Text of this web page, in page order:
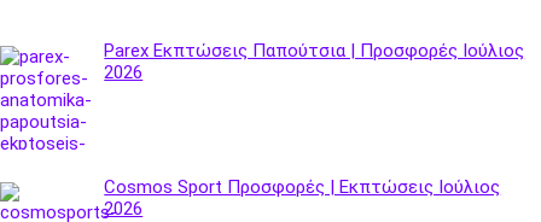
Parex Εκπτώσεις Παπούτσια | Προσφορές Ιούλιος
2026
Cosmos Sport Προσφορές | Εκπτώσεις Ιούλιος
2026